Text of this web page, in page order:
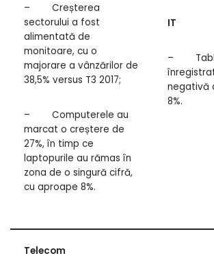
– Creșterea
sectorului a fost
alimentată de
monitoare, cu o
majorare a vânzărilor de
38,5% versus T3 2017;
– Computerele au
marcat o creștere de
27%, în timp ce
laptopurile au rămas în
zona de o singură cifră,
cu aproape 8%.
IT
–
negativă
8%.
Telecom